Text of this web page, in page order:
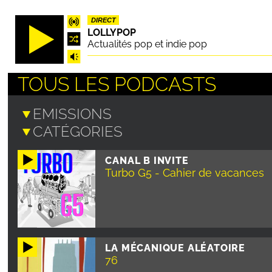
Aller
principal
DIRECT
LOLLYPOP
Actualités pop et indie pop
TOUS LES PODCASTS
CANAL B INVITE
Turbo G5 - Cahier de vacances
LA MÉCANIQUE ALÉATOIRE
76